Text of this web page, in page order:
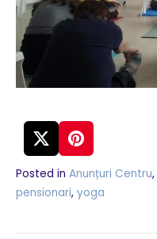
Posted in Anunțuri Centru,
pensionari, yoga